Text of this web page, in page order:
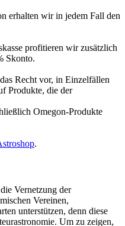
erhalten wir in jedem Fall den
profitieren wir zusätzlich
Skonto.
Recht vor, in Einzelfällen
Produkte, die der
Omegon-Produkte
.
Vernetzung der
Vereinen,
unterstützen, denn diese
Um zu zeigen,